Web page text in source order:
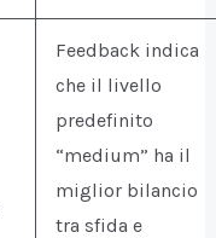
Feedback indica
che il livello
predefinito
“medium” ha il
miglior bilancio
tra sfida e